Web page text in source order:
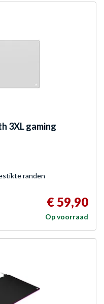
3XL gaming
randen
€ 59,90
Op voorraad